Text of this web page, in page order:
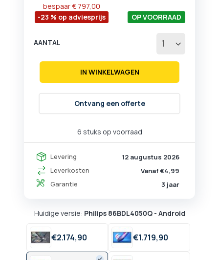
-23 % op adviesprijs
bespaar€ 797,00
6 stuks op voorraad
OP VOORRAAD
Levering
12 augustus 2026
Leverkosten
Vanaf €4,99
Garantie
3 jaar
AANTAL
IN WINKELWAGEN
Ontvang een offerte
Huidige versie: Philips 86BDL4050Q - Android
€2.174,90 €1.719,90